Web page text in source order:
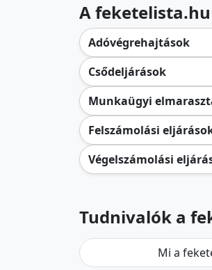
A
Adóvégrehajtások
Csődeljárások
Munkaügyi
Felszámolási
Végelszámolási
Tudnivalók a
Mi a